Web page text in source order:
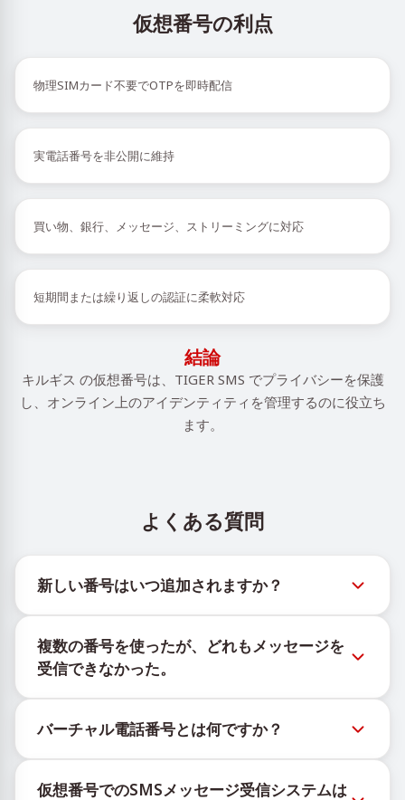
仮想番号の利点
物理SIMカード不要でOTPを即時配信
実電話番号を非公開に維持
買い物、銀行、メッセージ、ストリーミングに対応
短期間または繰り返しの認証に柔軟対応
結論
キルギス の仮想番号は、TIGER SMS でプライバシーを保護
し、オンライン上のアイデンティティを管理するのに役立ち
ます。
よくある質問
新しい番号はいつ追加されますか？
@TigerSMSofficial_bot で確認できます。このチャン
ネルは最新の番号在庫にアクセスできるよう、タイム
リーな更新を提供します。
複数の番号を使ったが、どれもメッセージを
受信できなかった。
ことはできません。サービスのアルゴリズムにより、
一時的な番号へのメッセージ配信がさまざまな理由で
バーチャル電話番号とは何ですか？
で、物理的なSIMカードやデバイスに紐づかず、固定
仮想番号でのSMSメッセージ受信システムは